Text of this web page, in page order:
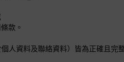
款。
人資料及聯絡資料）皆為正確且完